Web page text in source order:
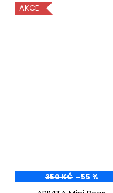
AKCE
350 KČ –55 %